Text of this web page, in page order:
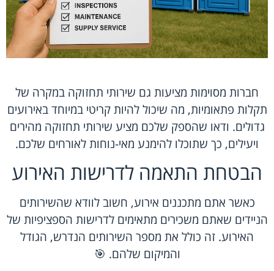
חברות מסוימות מציעות גם שירותי תחזוקה במקרה של
תקלות פתאומיות, מה שיכול להיות קריטי במיוחד באירועים
גדולים. ודאו שהספק שלכם מציע שירותי תחזוקה מהירים
ויעילים, כך שתוכלו להימנע מאי-נוחות לאורחים שלכם.
הבטחת התאמה לדרישות האירוע
כאשר אתם מתכננים אירוע, חשוב לוודא שהשירותים
הניידים שאתם משכירים מתאימים לדרישות הספציפיות של
האירוע. זה כולל את מספר השירותים הנדרש, הגודל
והמיקום שלהם. 🎯